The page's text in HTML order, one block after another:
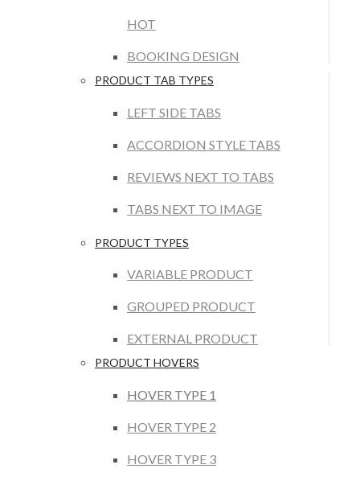
HOT
BOOKING DESIGN
PRODUCT TAB TYPES
LEFT SIDE TABS
ACCORDION STYLE TABS
REVIEWS NEXT TO TABS
TABS NEXT TO IMAGE
PRODUCT TYPES
VARIABLE PRODUCT
GROUPED PRODUCT
EXTERNAL PRODUCT
PRODUCT HOVERS
HOVER TYPE 1
HOVER TYPE 2
HOVER TYPE 3